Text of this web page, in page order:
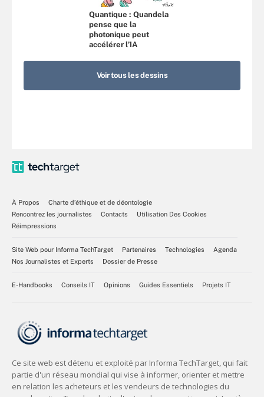
Quantique : Quandela
pense que la
photonique peut
accélérer l’IA
Voir tous les dessins
À Propos
Charte d’éthique et de déontologie
Rencontrez les journalistes
Contacts
Utilisation Des Cookies
Réimpressions
Site Web pour Informa TechTarget Partenaires Technologies
Agenda
Nos Journalistes et Experts
Dossier de Presse
E-Handbooks Conseils IT Opinions Guides Essentiels Projets IT